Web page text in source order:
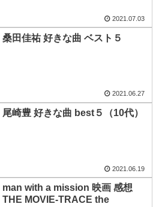
2021.07.03
桑田佳祐 好きな曲 ベスト５
2021.06.27
尾崎豊 好きな曲 best５（10代）
2021.06.19
man with a mission 映画 感想
THE MOVIE-TRACE the